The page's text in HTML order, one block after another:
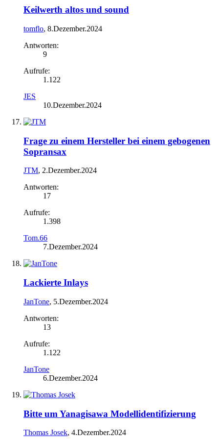
Keilwerth altos und sound
tomflo, 8.Dezember.2024
Antworten:
9
Aufrufe:
1.122
JES
10.Dezember.2024
Frage zu einem Hersteller bei einem gebogenen
Sopransax
JTM, 2.Dezember.2024
Antworten:
17
Aufrufe:
1.398
Tom.66
7.Dezember.2024
Lackierte Inlays
JanTone, 5.Dezember.2024
Antworten:
13
Aufrufe:
1.122
JanTone
6.Dezember.2024
Bitte um Yanagisawa Modellidentifizierung
Thomas Josek, 4.Dezember.2024